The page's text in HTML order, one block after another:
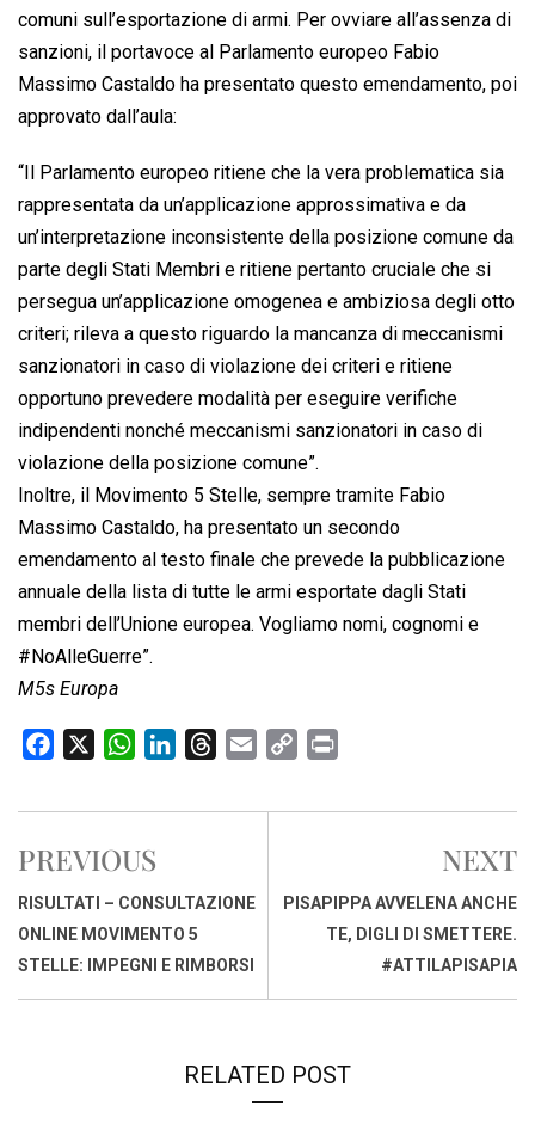
comuni sull’esportazione di armi. Per ovviare all’assenza di
sanzioni, il portavoce al Parlamento europeo Fabio
Massimo Castaldo ha presentato questo emendamento, poi
approvato dall’aula:
“Il Parlamento europeo ritiene che la vera problematica sia
rappresentata da un’applicazione approssimativa e da
un’interpretazione inconsistente della posizione comune da
parte degli Stati Membri e ritiene pertanto cruciale che si
persegua un’applicazione omogenea e ambiziosa degli otto
criteri; rileva a questo riguardo la mancanza di meccanismi
sanzionatori in caso di violazione dei criteri e ritiene
opportuno prevedere modalità per eseguire verifiche
indipendenti nonché meccanismi sanzionatori in caso di
violazione della posizione comune”.
Inoltre, il Movimento 5 Stelle, sempre tramite Fabio
Massimo Castaldo, ha presentato un secondo
emendamento al testo finale che prevede la pubblicazione
annuale della lista di tutte le armi esportate dagli Stati
membri dell’Unione europea. Vogliamo nomi, cognomi e
#NoAlleGuerre”.
M5s Europa
c
b
o
o
k
W
a
s
A
p
p
n
d
I
n
r
d
a
p
i
i
PREVIOUS
RISULTATI – CONSULTAZIONE
ONLINE MOVIMENTO 5
STELLE: IMPEGNI E RIMBORSI
NEXT
PISAPIPPA AVVELENA ANCHE
TE, DIGLI DI SMETTERE.
#ATTILAPISAPIA
RELATED POST